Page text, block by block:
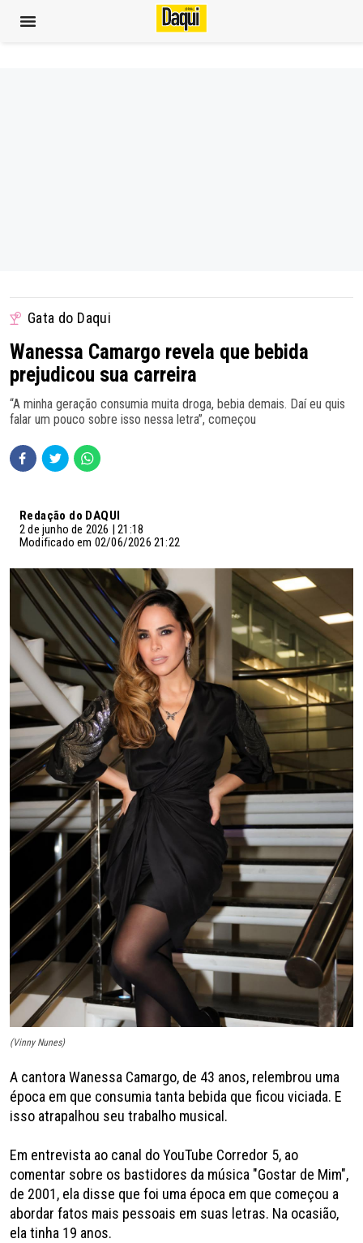
Gata do Daqui
Wanessa Camargo revela que bebida
prejudicou sua carreira
“A minha geração consumia muita droga, bebia demais. Daí eu quis
falar um pouco sobre isso nessa letra”, começou
Redação do DAQUI
2 de junho de 2026 | 21:18
Modificado em 02/06/2026 21:22
(Vinny Nunes)
A cantora Wanessa Camargo, de 43 anos, relembrou uma
época em que consumia tanta bebida que ficou viciada. E
isso atrapalhou seu trabalho musical.
Em entrevista ao canal do YouTube Corredor 5, ao
comentar sobre os bastidores da música "Gostar de Mim",
de 2001, ela disse que foi uma época em que começou a
abordar fatos mais pessoais em suas letras. Na ocasião,
ela tinha 19 anos.